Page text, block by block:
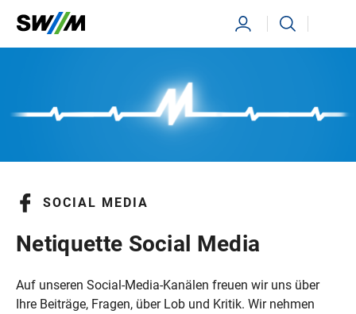
Ihr Suchbegriff Suchen
SOCIAL MEDIA
Netiquette Social Media
Auf unseren Social-Media-Kanälen freuen wir uns über
Ihre Beiträge, Fragen, über Lob und Kritik. Wir nehmen